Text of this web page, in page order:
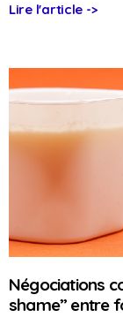
Lire l'article ->
Négociations
shame” entre